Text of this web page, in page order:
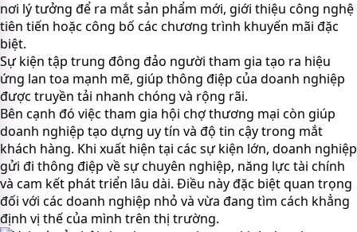
nơi lý tưởng để ra mắt sản phẩm mới, giới thiệu công nghệ
tiên tiến hoặc công bố các chương trình khuyến mãi đặc
biệt.
Sự kiện tập trung đông đảo người tham gia tạo ra hiệu
ứng lan toa mạnh mẽ, giúp thông điệp của doanh nghiệp
được truyền tải nhanh chóng và rộng rãi.
Bên cạnh đó việc tham gia hội chợ thương mại còn giúp
doanh nghiệp tạo dựng uy tín và độ tin cậy trong mắt
khách hàng. Khi xuất hiện tại các sự kiện lớn, doanh nghiệp
gửi đi thông điệp về sự chuyên nghiệp, năng lực tài chính
và cam kết phát triển lâu dài. Điều này đặc biệt quan trọng
đối với các doanh nghiệp nhỏ và vừa đang tìm cách khẳng
định vị thế của mình trên thị trường.